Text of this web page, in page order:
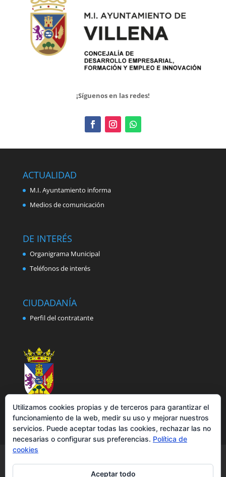
¡Síguenos en las redes!
ACTUALIDAD
M.I. Ayuntamiento informa
Medios de comunicación
DE INTERÉS
Organigrama Municipal
Teléfonos de interés
CIUDADANÍA
Perfil del contratante
Política de cookies
Accesibilidad
Utilizamos cookies propias y de terceros para garantizar el
funcionamiento de la web, medir su uso y mejorar nuestros
servicios. Puede aceptar todas las cookies, rechazar las no
necesarias o configurar sus preferencias. Política de
cookies
Aceptar todo